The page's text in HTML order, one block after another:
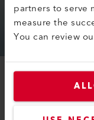
partners to serve
measure the
You can review
Bislang kommt
nur selten zum
Kältemittel